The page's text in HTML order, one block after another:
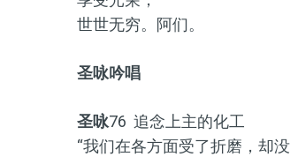
世世无穷。阿们。
圣咏吟唱
圣咏76 追念上主的化工
“我们在各方面受了折磨，却